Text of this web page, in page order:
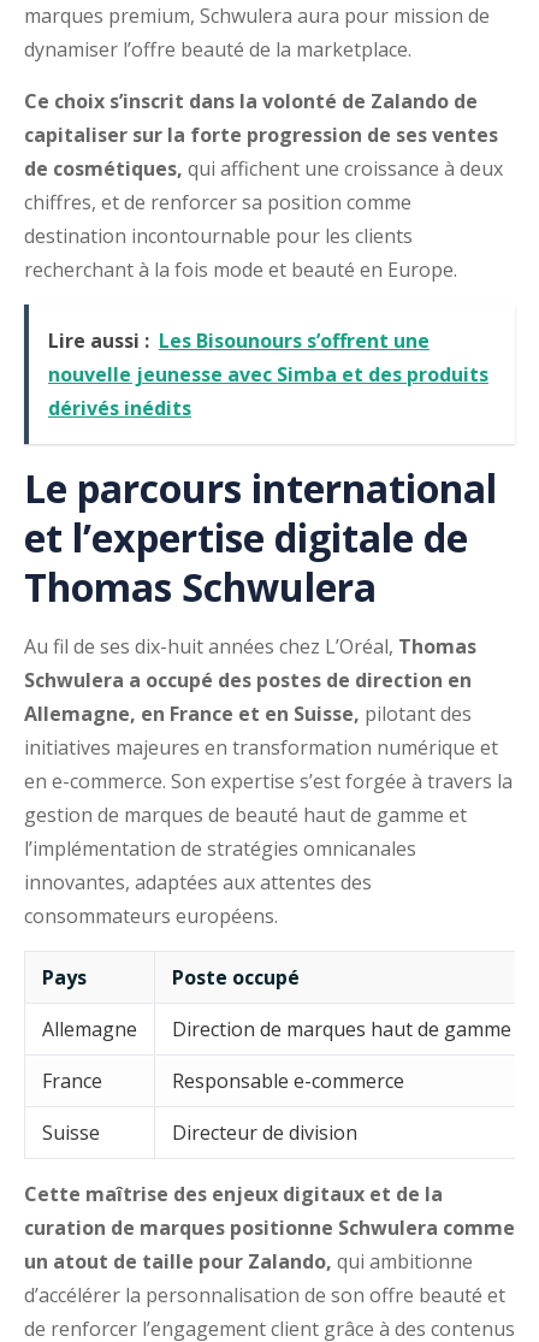
marques premium, Schwulera aura pour mission de
dynamiser l’offre beauté de la marketplace.
Ce choix s’inscrit dans la volonté de Zalando de
capitaliser sur la forte progression de ses ventes
de cosmétiques, qui affichent une croissance à deux
chiffres, et de renforcer sa position comme
destination incontournable pour les clients
recherchant à la fois mode et beauté en Europe.
Lire aussi : Les Bisounours s’offrent une
nouvelle jeunesse avec Simba et des produits
dérivés inédits
Le parcours international
et l’expertise digitale de
Thomas Schwulera
Au fil de ses dix-huit années chez L’Oréal, Thomas
Schwulera a occupé des postes de direction en
Allemagne, en France et en Suisse, pilotant des
initiatives majeures en transformation numérique et
en e-commerce. Son expertise s’est forgée à travers la
gestion de marques de beauté haut de gamme et
l’implémentation de stratégies omnicanales
innovantes, adaptées aux attentes des
consommateurs européens.
Pays
Poste occupé
Allemagne
Direction de marques haut de gamme
France
Responsable e-commerce
Suisse
Directeur de division
Cette maîtrise des enjeux digitaux et de la
curation de marques positionne Schwulera comme
un atout de taille pour Zalando, qui ambitionne
d’accélérer la personnalisation de son offre beauté et
de renforcer l’engagement client grâce à des contenus